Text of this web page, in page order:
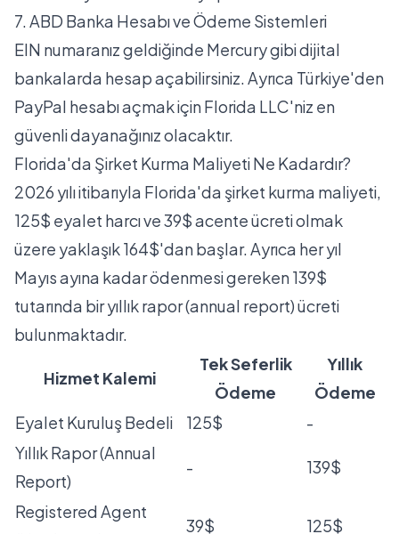
7. ABD Banka Hesabı ve Ödeme Sistemleri
EIN numaranız geldiğinde Mercury gibi dijital
bankalarda hesap açabilirsiniz. Ayrıca Türkiye'den
PayPal hesabı açmakiçin Florida LLC'niz en
güvenli dayanağınız olacaktır.
Florida'da Şirket Kurma Maliyeti Ne Kadardır?
2026 yılı itibarıyla Florida'da şirket kurma maliyeti,
125$ eyalet harcı ve 39$ acente ücreti olmak
üzere yaklaşık 164$'dan başlar. Ayrıca her yıl
Mayıs ayına kadar ödenmesi gereken 139$
tutarında bir yıllık rapor (annual report) ücreti
bulunmaktadır.
Hizmet Kalemi
Tek Seferlik
Ödeme
Yıllık
Ödeme
Eyalet Kuruluş Bedeli
125$
-
Yıllık Rapor (Annual
Report)
- 139$
Registered Agent
39$ 125$